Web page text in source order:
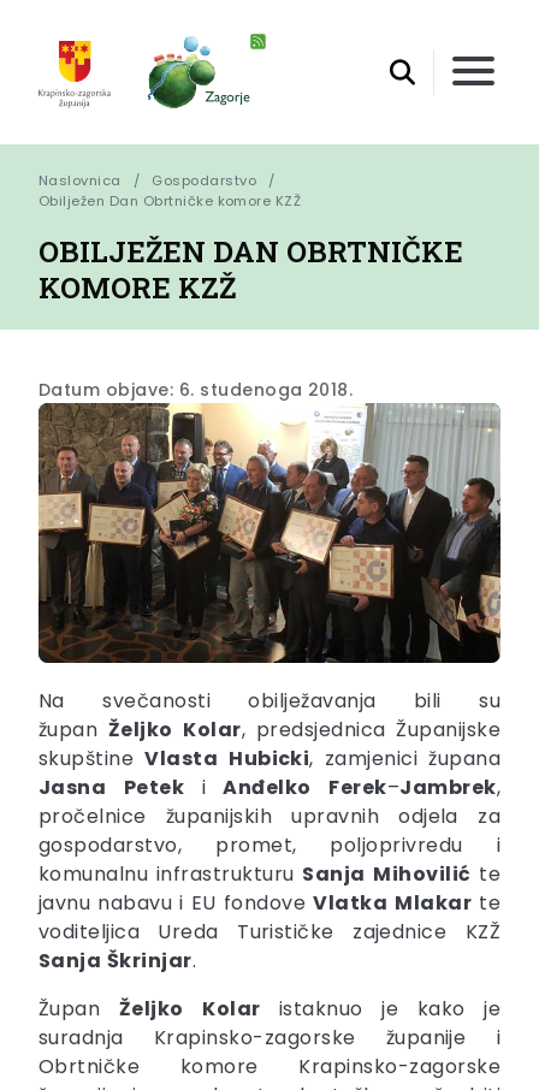
Naslovnica
Gospodarstvo
Obilježen Dan Obrtničke komore KZŽ
OBILJEŽEN DAN OBRTNIČKE
KOMORE KZŽ
Datum objave: 6. studenoga 2018.
Na svečanosti obilježavanja bili su
župan Željko Kolar, predsjednica Županijske
skupštineVlasta Hubicki, zamjenici župana
Jasna
Petek iAnđelko Ferek–Jambrek,
pročelnice županijskih upravnih odjela za
gospodarstvo, promet, poljoprivredu i
komunalnu infrastrukturu Sanja Mihovilić te
javnu nabavu i EU fondoveVlatka Mlakar te
voditeljica Ureda Turističke zajednice KZŽ
Sanja Škrinjar.
Župan Željko Kolar istaknuo je kako je
suradnja Krapinsko-zagorske županije i
Obrtničke komore Krapinsko-zagorske